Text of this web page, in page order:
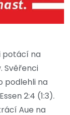
potácí na
Svěřenci
podlehli na
2:4 (1:3).
Aue na